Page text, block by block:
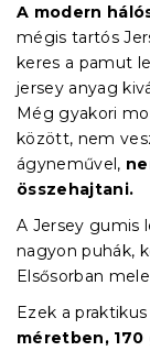
A modern
mégis tartós
keres a pamut
jersey anyag
Még gyakori
között, nem
ágyneművel,
összehajtani.
A Jersey gumis
nagyon puhák,
Elsősorban
Ezek a praktikus
méretben, 170